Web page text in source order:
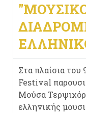
Στα πλαίσια
Festival
Μούσα
ελληνικής